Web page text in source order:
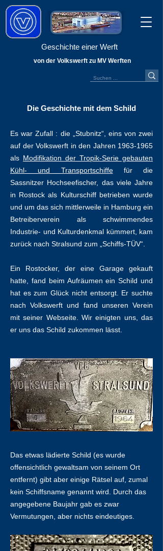
Geschichte einer Werft
von der Volkswerft zu MV Werften
Die Geschichte mit dem Schild
Es war Zufall : die „Stubnitz“, eins von zwei
auf der Volkswerft in den Jahren 1963-1965
als Modifikation der Tropik-Serie gebauten
Kühl- und Transportschiffefür die
Sassnitzer Hochseefischer, das viele Jahre
in Rostock als Kulturschiff betrieben wurde
und um das sich mittlerweile in Hamburg ein
Betreiberverein als schwimmendes
Industrie- und Kulturdenkmal kümmert, kam
zurück nach Stralsund zum „Schiffs-TÜV“.
Ein Rostocker, der eine Garage gekauft
hatte, fand beim Aufräumen ein Schild und
hat es zum Glück nicht entsorgt. Er suchte
nach Volkswerft und fand unseren Verein
mit seiner Webseite. Wir einigten uns, das
er uns das Schild zukommen lässt.
Das etwas lädierte Schild (es wurde
offensichtlich gewaltsam von seinem Ort
entfernt) gibt aber einige Rätsel auf, zumal
kein Schiffsname genannt wird. Durch das
angegebene Baujahr gab es zwar
Vermutungen, aber nichts eindeutiges.